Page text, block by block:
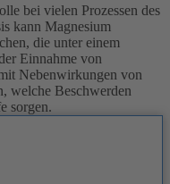
bei vielen Prozessen des
kann Magnesium
die unter einem
Einnahme von
Nebenwirkungen von
welche Beschwerden
sorgen.